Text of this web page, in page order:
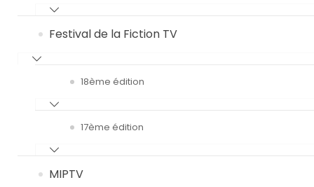
Festival de la Fiction TV
18ème édition
17ème édition
MIPTV